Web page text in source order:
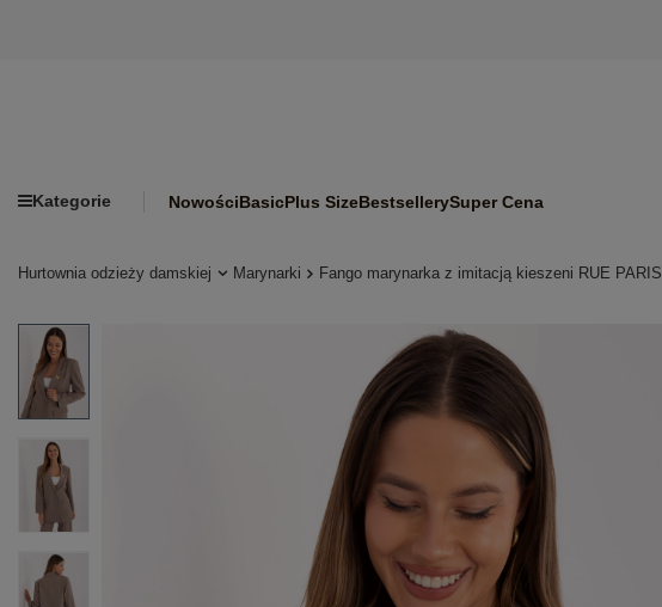
Kategorie NowościBasicPlus SizeBestsellerySuper Cena
Hurtownia odzieży damskiej Marynarki Fango marynarka z imitacją kieszeni RUE PARIS